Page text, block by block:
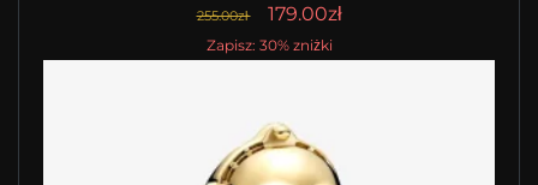
255.00zł 179.00zł
Zapisz: 30% zniżki